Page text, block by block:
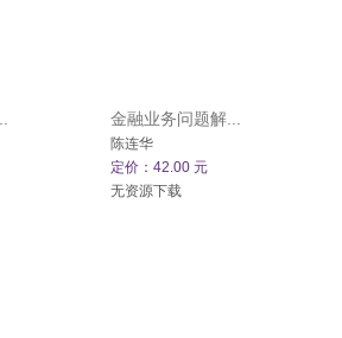
金融业务问题解...
陈连华
定价：42.00 元
无资源下载